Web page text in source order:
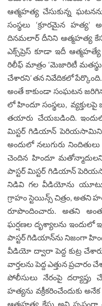
ఆత్మహత్య చేసుకున్న
సంస్థలు ‘క్రూరమైన
దినమలార్ దీనిని ఆత్మహత్య
ఎక్స్‌ప్రెస్ కూడా ఇదీ
రిలీఫ్ మాత్రం ‘మెజారిటీ
చేశార‌ని’ త‌న నివేదిక‌లో పేర్కొంది.
అంతే కాకుండా సంఘటన
లో హిందూ సంస్థలు,
తయారు చేయబడింది.
మిస్టర్ గిడియాన్ పెరియసామిని
అందులో నలుగురు
చెందిన హిందూ
పాస్టర్ మిస్టర్ గిడియాన్
నిడివి గల వీడియోను
గ్రాహం స్టెయిన్స్ చిత్రం,
రూపొందించారు. అతని
ఘర్షణల దృశ్యాలను ఇందులో
పాస్టర్ గిడియాన్‌ను నిజంగా
వీడియో ద్వారా పెద్ద కుట్ర
వార్తలను పెద్ద ఎత్తున ప్ర‌చారం
పోలీసులు నేరంపై
హ‌త్య‌ను వక్రీక‌రించేందుకు
ఆత్మహత్య కేసు అని స్ప‌ష్టంగా